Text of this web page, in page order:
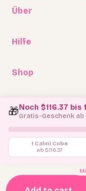
🎁Noch $116.37 bis
Gratis-Geschenk ab
1 Calmi Cube
ab $116.37
Über
Experten Program
Blog
Hilfe
Rückgabe
Shop
Ersatzteilservice